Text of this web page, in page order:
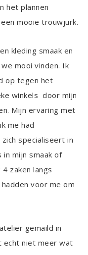
het plannen
mooie trouwjurk.
kleding smaak en
mooi vinden. Ik
op tegen het
winkels door mijn
Mijn ervaring met
me had
specialiseert in
mijn smaak of
zaken langs
voor me om
gemaild in
echt niet meer wat